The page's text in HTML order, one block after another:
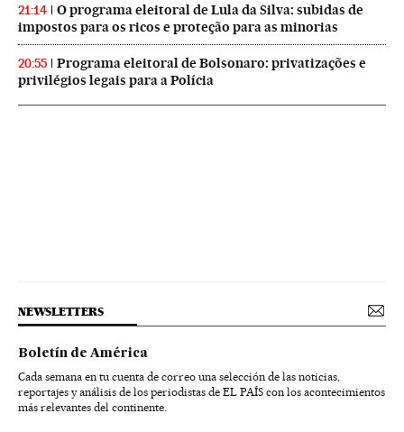
21:14
O programa eleitoral de Lula da Silva: subidas de
impostos para os ricos e proteção para as minorias
20:55
Programa eleitoral de Bolsonaro: privatizações e
privilégios legais para a Polícia
NEWSLETTERS
Boletín de América
Cada semana en tu cuenta de correo una selección de las noticias,
reportajes y análisis de los periodistas de EL PAÍS con los acontecimientos
más relevantes del continente.